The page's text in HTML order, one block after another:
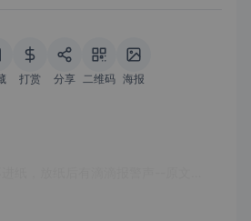
打赏 分享 二维码 海报